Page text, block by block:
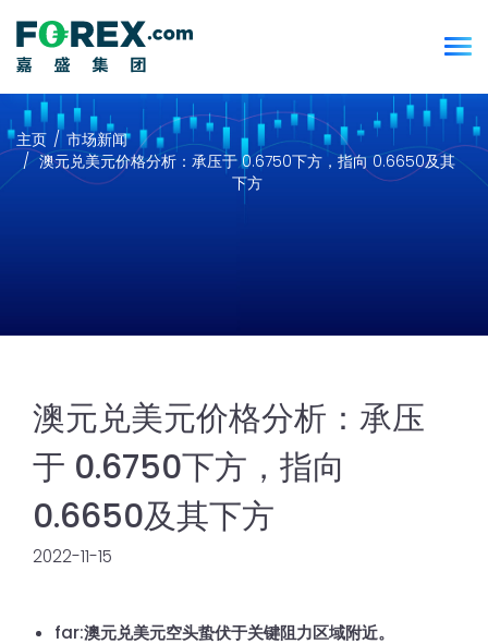
主页
市场新闻
澳元兑美元价格分析：承压于 0.6750下方，指向 0.6650及其
下方
澳元兑美元价格分析：承压
于 0.6750下方，指向
0.6650及其下方
2022-11-15
far:澳元兑美元空头蛰伏于关键阻力区域附近。